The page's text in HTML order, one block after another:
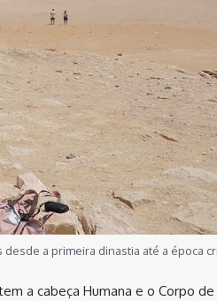
a primeira dinastia até a época
a cabeça Humana e o Corpo de